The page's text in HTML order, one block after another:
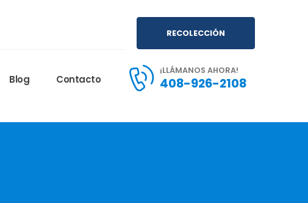
RECOLECCIÓN
Blog Contacto
¡LLÁMANOS AHORA!
408-926-2108